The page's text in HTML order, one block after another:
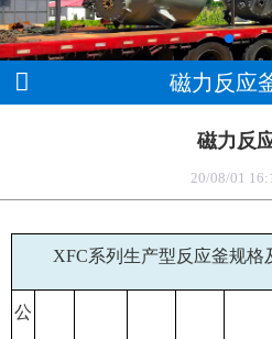
磁力反应
磁力反
20/08/01
XFC系列生产型反应釜规格
公